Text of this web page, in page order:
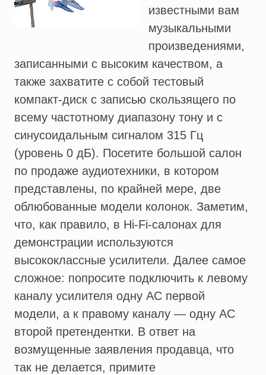
известными вам
музыкальными
произведениями,
записанными с высоким качеством, а
также захватите с собой тестовый
компакт-диск с записью скользящего по
всему частотному диапазону тону и с
синусоидальным сигналом 315 Гц
(уровень 0 дБ). Посетите большой салон
по продаже аудиотехники, в котором
представлены, по крайней мере, две
облюбованные модели колонок. Заметим,
что, как правило, в Hi-Fi-салонах для
демонстрации используются
высококлассные усилители. Далее самое
сложное: попросите подключить к левому
каналу усилителя одну АС первой
модели, а к правому каналу — одну АС
второй претендентки. В ответ на
возмущенные заявления продавца, что
так не делается, примите